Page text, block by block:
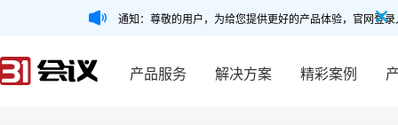
通知：尊敬的用户，为给您提供更好的产品体验，官网登
产品服务 解决方案 精彩案例